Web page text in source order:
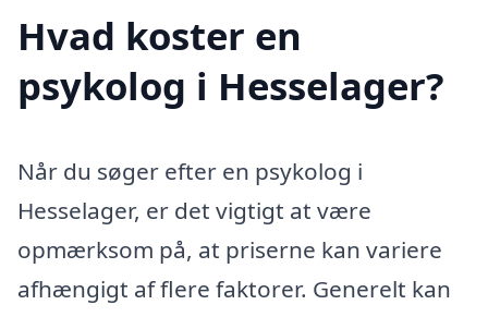
Hvad koster en
psykolog i Hesselager?
Når du søger efter en psykolog i
Hesselager, er det vigtigt at være
opmærksom på, at priserne kan variere
afhængigt af flere faktorer. Generelt kan